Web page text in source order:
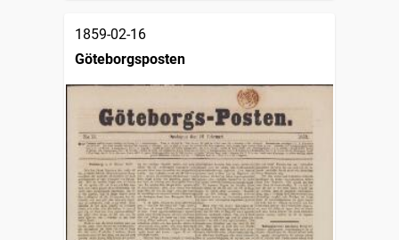
1859-02-16
Göteborgsposten